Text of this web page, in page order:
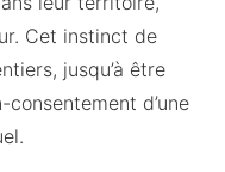
Cet instinct de
jusqu’à être
d’une